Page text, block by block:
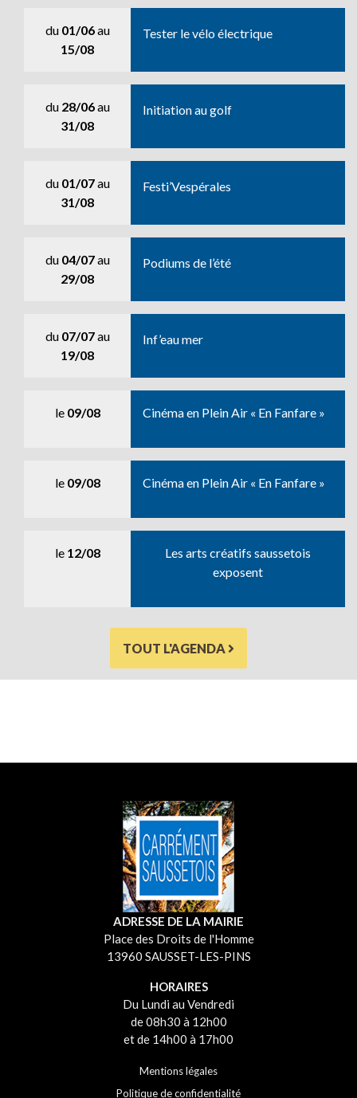
du 01/06au
15/08
Tester le vélo électrique
du 28/06au
31/08
Initiation au golf
du 01/07au
31/08
Festi’Vespérales
du 04/07au
29/08
Podiums de l’été
du 07/07au
19/08
Inf’eau mer
le 09/08 Cinéma en Plein Air « En Fanfare »
le 09/08 Cinéma en Plein Air « En Fanfare »
le 12/08
Les arts créatifs saussetois
exposent
TOUT L'AGENDA
ADRESSE DE LA MAIRIE
Place des Droits de l'Homme
13960 SAUSSET-LES-PINS
HORAIRES
Du Lundi au Vendredi
de 08h30 à 12h00
et de 14h00 à 17h00
Mentions légales
Politique de confidentialité